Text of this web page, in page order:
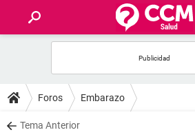
FOROS
SALUD
Foros Embarazo
Tema Anterior